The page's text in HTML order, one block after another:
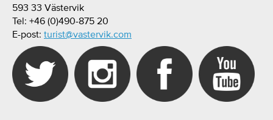
593 33 Västervik
Tel: +46 (0)490-875 20
E-post: turist@vastervik.com